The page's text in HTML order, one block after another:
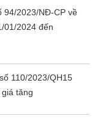
94/2023/NĐ-CP về
01/2024 đến
110/2023/QH15
tăng